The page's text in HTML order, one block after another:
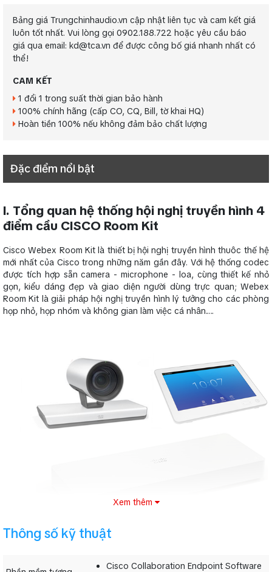
Bảng giá Trungchinhaudio.vn cập nhật liên tục và cam kết giá
luôn tốt nhất. Vui lòng gọi 0902.188.722 hoặc yêu cầu báo
giá qua email: kd@tca.vn để được công bố giá nhanh nhất có
thể!
CAM KẾT
1 đổi 1 trong suất thời gian bảo hành
100% chính hãng (cấp CO, CQ, Bill, tờ khai HQ)
Hoàn tiền 100% nếu không đảm bảo chất lượng
Đặc điểm nổi bật
I. Tổng quan hệ thống hội nghị truyền hình 4
điểm cầu CISCO Room Kit
Cisco Webex Room Kit là thiết bị hội nghị truyền hình thuôc thế hệ
mới nhất của Cisco trong những năm gần đây. Với hệ thống codec
được tích hợp sẵn camera - microphone - loa, cùng thiết kế nhỏ
gọn, kiểu dáng đẹp và giao diện người dùng trực quan; Webex
Room Kit là giải pháp hội nghị truyền hình lý tưởng cho các phòng
họp nhỏ, họp nhóm và không gian làm việc cá nhân.….
Xem thêm
Thông số kỹ thuật
Cisco Collaboration Endpoint Software